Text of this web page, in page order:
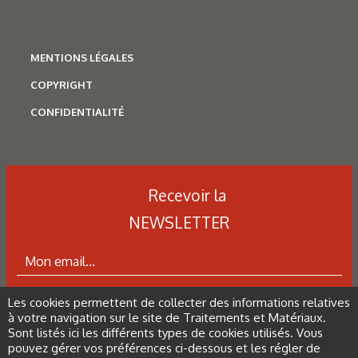
Figure 7 : Nitrocarburation : montée en charge de 0 à 200
lubrifié 27MnCr5/27MCr5 à 1 000 cycles selon le
Les derniers articles sur ce
thème
MENTIONS LÉGALES
COPYRIGHT
CONFIDENTIALITÉ
Recevoir la
NEWSLETTER
ABONNEZ-VOUS À LA NEWSLETTER
Les cookies permettent de collecter des informations relatives
à votre navigation sur le site de Traitements et Matériaux.
Sont listés ici les différents types de cookies utilisés. Vous
pouvez gérer vos préférences ci-dessous et les régler de